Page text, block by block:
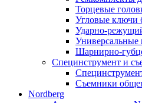
Торцевые
Угловые ключи
Ударно-
Универсальные
Шарнирно-
Специнструмент и
Съемники
Nordberg